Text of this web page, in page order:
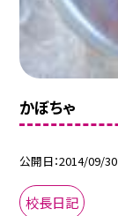
かぼちゃ
公開日 2014/09/30
校長日記